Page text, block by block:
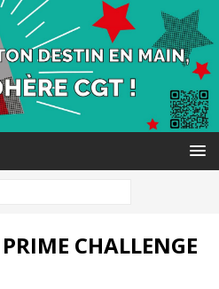
CHALLENGE